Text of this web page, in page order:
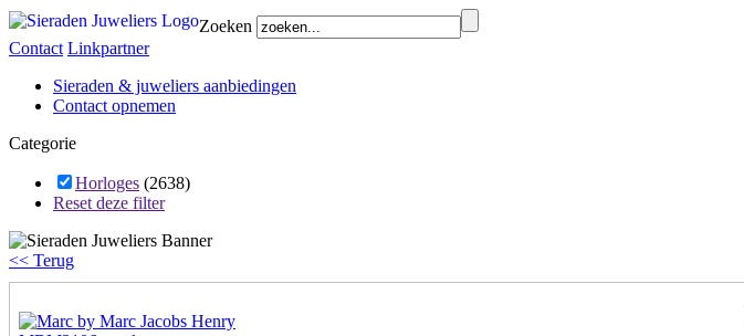
Zoeken
Contact Linkpartner
Sieraden & juweliers aanbiedingen
Contact opnemen
Categorie
Horloges (2638)
Reset deze filter
<< Terug